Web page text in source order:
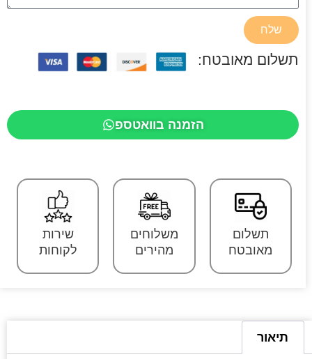
שלח
תשלום מאובטח:
הזמנה בוואטספ
תשלום
מאובטח
משלוחים
מהירים
שירות
לקוחות
תיאור